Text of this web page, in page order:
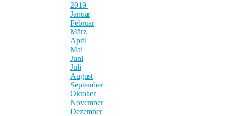
2019
Januar
Februar
März
April
Mai
Juni
Juli
August
September
Oktober
November
Dezember